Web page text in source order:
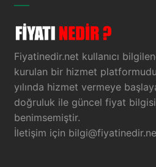
Fiyatinedir.net kullanıcı
kurulan bir hizmet
yılında hizmet vermeye
doğruluk ile güncel fiyat
benimsemiştir.
İletişim için